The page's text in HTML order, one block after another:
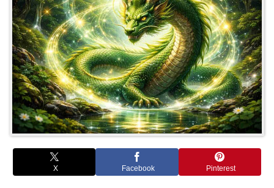
X Facebook Pinterest